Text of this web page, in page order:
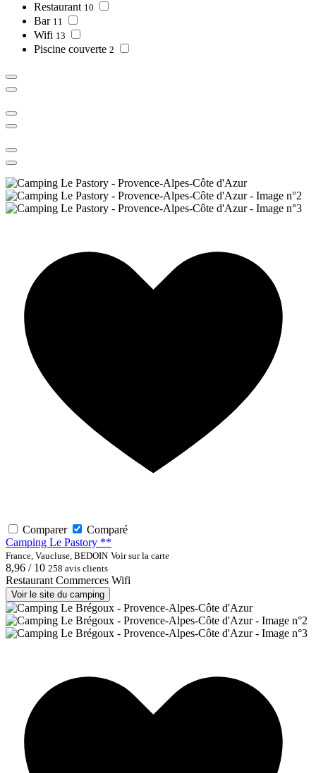
Restaurant 10
Bar 11
Wifi 13
Piscine couverte 2
Comparer
Comparé
Camping Le Pastory **
France, Vaucluse, BEDOIN Voir sur la carte
8,96 / 10 258 avis clients
Restaurant Commerces Wifi
Voir le site du camping